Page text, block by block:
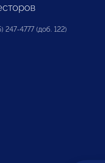
247-4777 (доб. 122)